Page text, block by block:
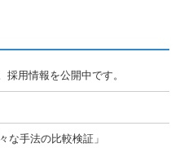
用情報を公開中です。
な手法の比較検証」